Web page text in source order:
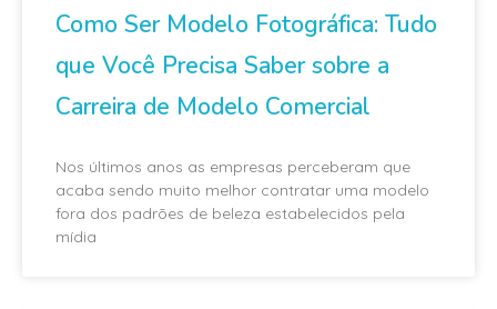
Como Ser Modelo Fotográfica: Tudo
que Você Precisa Saber sobre a
Carreira de Modelo Comercial
Nos últimos anos as empresas perceberam que
acaba sendo muito melhor contratar uma modelo
fora dos padrões de beleza estabelecidos pela
mídia